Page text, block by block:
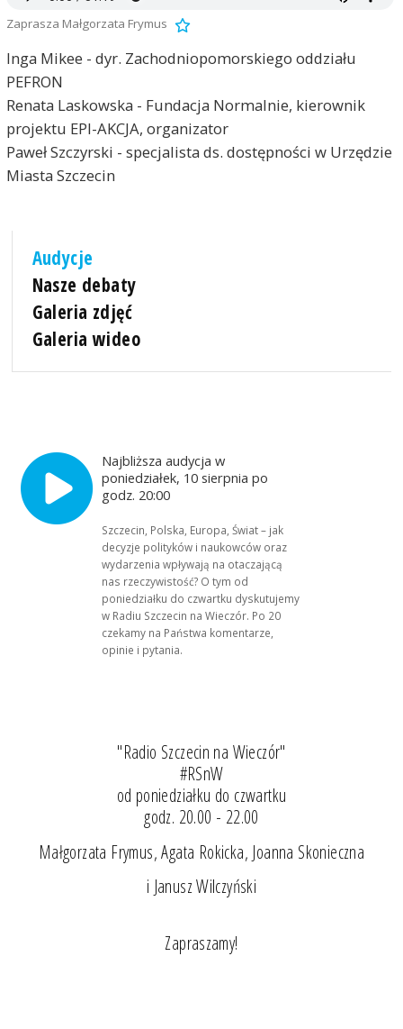
Zaprasza Małgorzata Frymus
Inga Mikee - dyr. Zachodniopomorskiego oddziału
PEFRON
Renata Laskowska - Fundacja Normalnie, kierownik
projektu EPI-AKCJA, organizator
Paweł Szczyrski - specjalista ds. dostępności w Urzędzie
Miasta Szczecin
Audycje
Nasze debaty
Galeria zdjęć
Galeria wideo
Najbliższa audycja w
poniedziałek, 10 sierpnia po
godz. 20:00
Szczecin, Polska, Europa, Świat – jak
decyzje polityków i naukowców oraz
wydarzenia wpływają na otaczającą
nas rzeczywistość? O tym od
poniedziałku do czwartku dyskutujemy
w Radiu Szczecin na Wieczór. Po 20
czekamy na Państwa komentarze,
opinie i pytania.
"Radio Szczecin na Wieczór"
#RSnW
od poniedziałku do czwartku
godz. 20.00 - 22.00
Małgorzata Frymus, Agata Rokicka, Joanna Skonieczna
i Janusz Wilczyński
Zapraszamy!